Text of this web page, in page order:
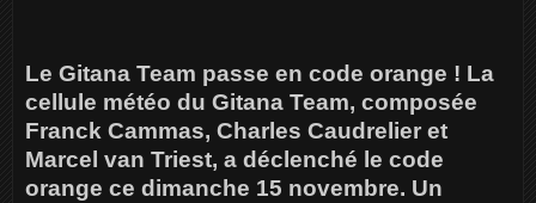
Le Gitana Team passe en code orange ! La
cellule météo du Gitana Team, composée
Franck Cammas, Charles Caudrelier et
Marcel van Triest, a déclenché le code
orange ce dimanche 15 novembre. Un